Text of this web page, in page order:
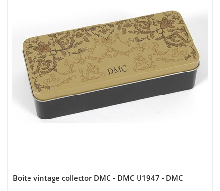
Boite vintage collector DMC - DMC U1947 - DMC